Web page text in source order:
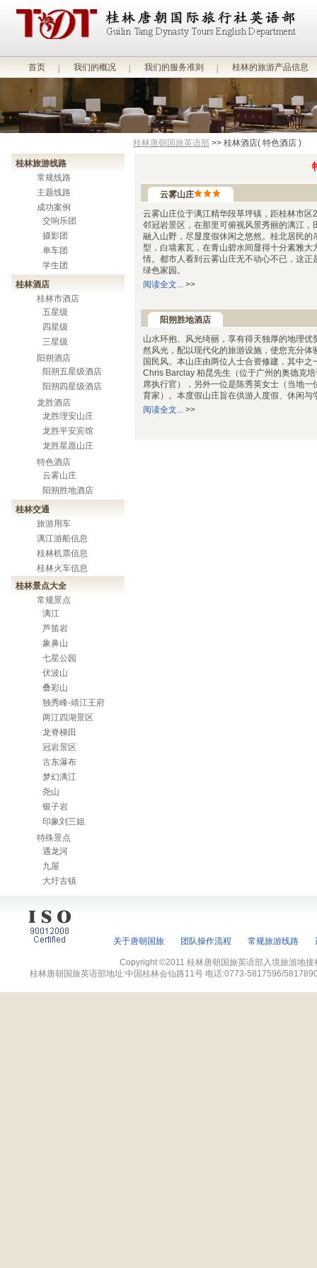
首页 我们的概况 我们的服务准则 桂林的旅游产品信息
桂林唐朝国旅英语部 >> 桂林酒店( 特色酒店 )
桂林旅游线路
常规线路
主题线路
成功案例
交响乐团
摄影团
单车团
学生团
桂林酒店
桂林市酒店
五星级
四星级
三星级
阳朔酒店
阳朔五星级酒店
阳朔四星级酒店
龙胜酒店
龙胜理安山庄
龙胜平安宾馆
龙胜星愿山庄
特色酒店
云雾山庄
阳朔胜地酒店
桂林交通
旅游用车
漓江游船信息
桂林机票信息
桂林火车信息
桂林景点大全
常规景点
漓江
芦笛岩
象鼻山
七星公园
伏波山
叠彩山
独秀峰-靖江王府
两江四湖景区
龙脊梯田
冠岩景区
古东瀑布
梦幻漓江
尧山
银子岩
印象刘三姐
特殊景点
遇龙河
九屋
大圩古镇
云雾山庄
云雾山庄位于漓江精华段草坪镇，距桂林市区
邻冠岩景区，在那里可俯视风景秀丽的漓江，
融入山野，尽显度假休闲之悠然。桂北居民的
型，白墙素瓦，在青山碧水间显得十分素雅大
情。都市人看到云雾山庄无不动心不已，这正
绿色家园。
阅读全文... >>
阳朔胜地酒店
山水环抱、风光绮丽，享有得天独厚的地理优
然风光，配以现代化的旅游设施，使您充分体
国民风。本山庄由两位人士合资修建，其中之
Chris Barclay 柏昆先生（位于广州的奥德克
席执行官），另外一位是陈秀英女士（当地一
育家）。本度假山庄旨在供游人度假、休闲与
阅读全文... >>
关于唐朝国旅 团队操作流程 常规旅游线路
Copyright ©2011 桂林唐朝国旅英语部入境旅游地
桂林唐朝国旅英语部地址:中国桂林会仙路11号 电话:0773-5817596/